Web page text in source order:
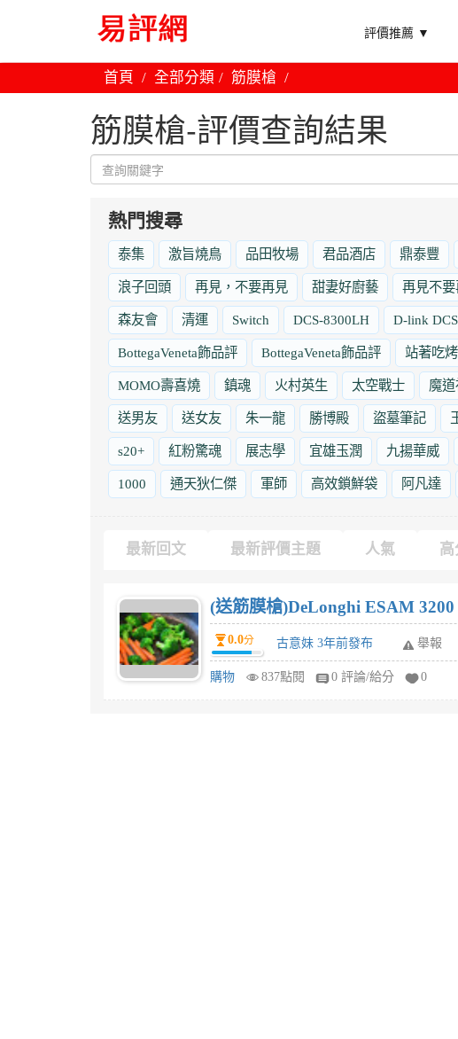
評價推薦 ▼
首頁 全部分類 筋膜槍
筋膜槍-評價查詢結果
熱門搜尋
泰集 激旨燒鳥 品田牧場 君品酒店 鼎泰豐
浪子回頭 再見，不要再見 甜妻好廚藝 再見不
森友會 清運 Switch DCS-8300LH D-link
BottegaVeneta飾品評 BottegaVeneta飾品評 站著吃
MOMO壽喜燒 鎮魂 火村英生 太空戰士 魔
送男友 送女友 朱一龍 勝博殿 盜墓筆記
s20+ 紅粉驚魂 展志學 宜雄玉潤 九揚華威
1000 通天狄仁傑 軍師 高效鎖鮮袋 阿凡達
最新回文 最新評價主題 人氣 高
(送筋膜槍)DeLonghi ESAM
0.0分 古意妹 3年前發布 舉報
購物 837點閱 0 評論/給分 0